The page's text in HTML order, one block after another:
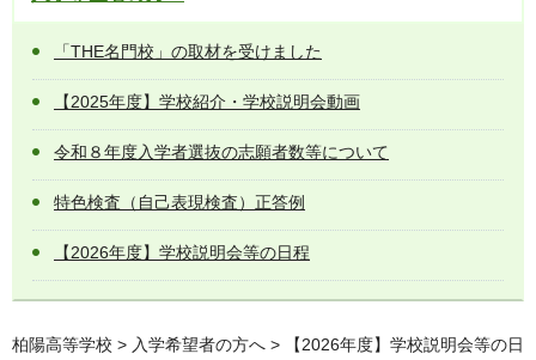
「THE名門校」の取材を受けました
【2025年度】学校紹介・学校説明会動画
令和８年度入学者選抜の志願者数等について
特色検査（自己表現検査）正答例
【2026年度】学校説明会等の日程
柏陽高等学校 > 入学希望者の方へ > 【2026年度】学校説明会等の日